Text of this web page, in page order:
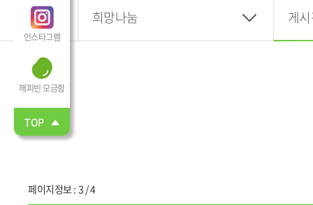
희망나눔 게
페이지정보 : 3 / 4
인스타그램
해피빈 모금함
TOP